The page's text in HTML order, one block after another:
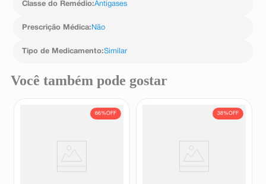
Classe do Remédio:Antigases
Prescrição Médica: Não
Tipo de Medicamento:Similar
Você também pode gostar
66%OFF 38%OFF